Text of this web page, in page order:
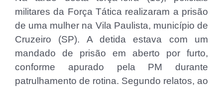
militares da Força Tática realizaram a prisão
de uma mulher na Vila Paulista, município de
Cruzeiro (SP). A detida estava com um
mandado de prisão em aberto por furto,
conforme apurado pela PM durante
patrulhamento de rotina. Segundo relatos, ao